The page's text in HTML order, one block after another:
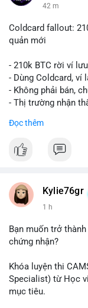
42 m
Coldcard fallout:
quản mới
- 210k BTC rời ví
- Dùng Coldcard, ví
- Không phải bán,
- Thị trường nhận
#vlikevn #titanbot
Đọc thêm
Kylie76gr
1 h
Bạn muốn trở
chứng nhận?
Khóa luyện thi
Specialist) từ Học
mục tiêu.